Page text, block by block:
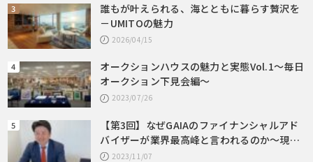
誰もが叶えられる、海とともに暮らす贅沢を
－UMITOの魅力
2026/04/15
オークションハウスの魅力と実態Vol.1～毎日
オークション下見会編～
2023/07/26
【第3回】なぜGAIAのファイナンシャルアド
バイザーが業界最高峰と言われるのか～現況
と今後の展望
2023/11/07